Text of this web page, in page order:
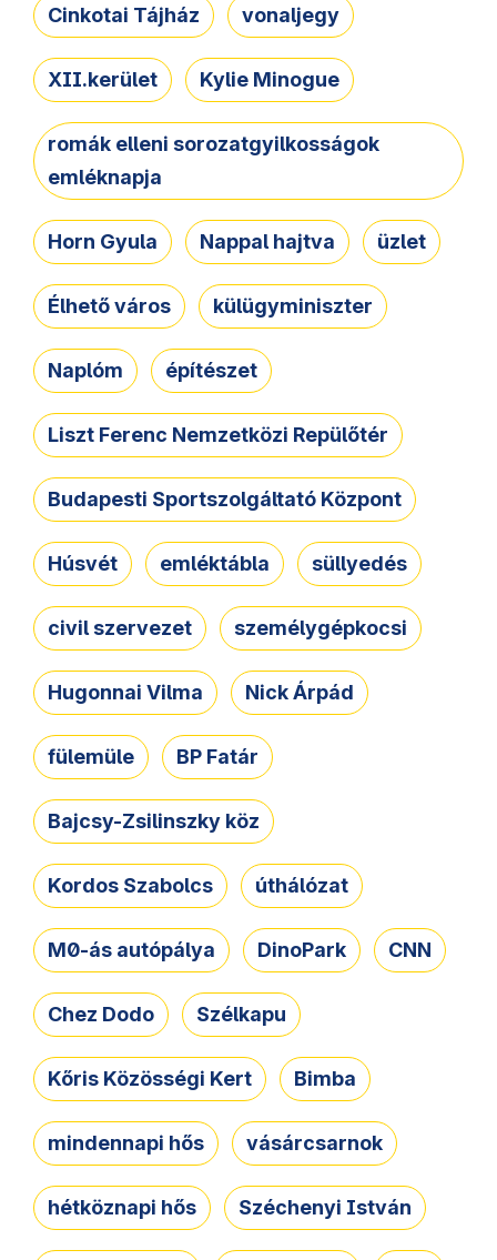
Cinkotai Tájház vonaljegy
XII.kerület Kylie Minogue
romák elleni sorozatgyilkosságok
emléknapja
Horn Gyula Nappal hajtva üzlet
Élhető város külügyminiszter
Naplóm építészet
Liszt Ferenc Nemzetközi Repülőtér
Budapesti Sportszolgáltató Központ
Húsvét emléktábla süllyedés
civil szervezet személygépkocsi
Hugonnai Vilma Nick Árpád
fülemüle BP Fatár
Bajcsy-Zsilinszky köz
Kordos Szabolcs úthálózat
M0-ás autópálya DinoPark CNN
Chez Dodo Szélkapu
Kőris Közösségi Kert Bimba
mindennapi hős vásárcsarnok
hétköznapi hős Széchenyi István